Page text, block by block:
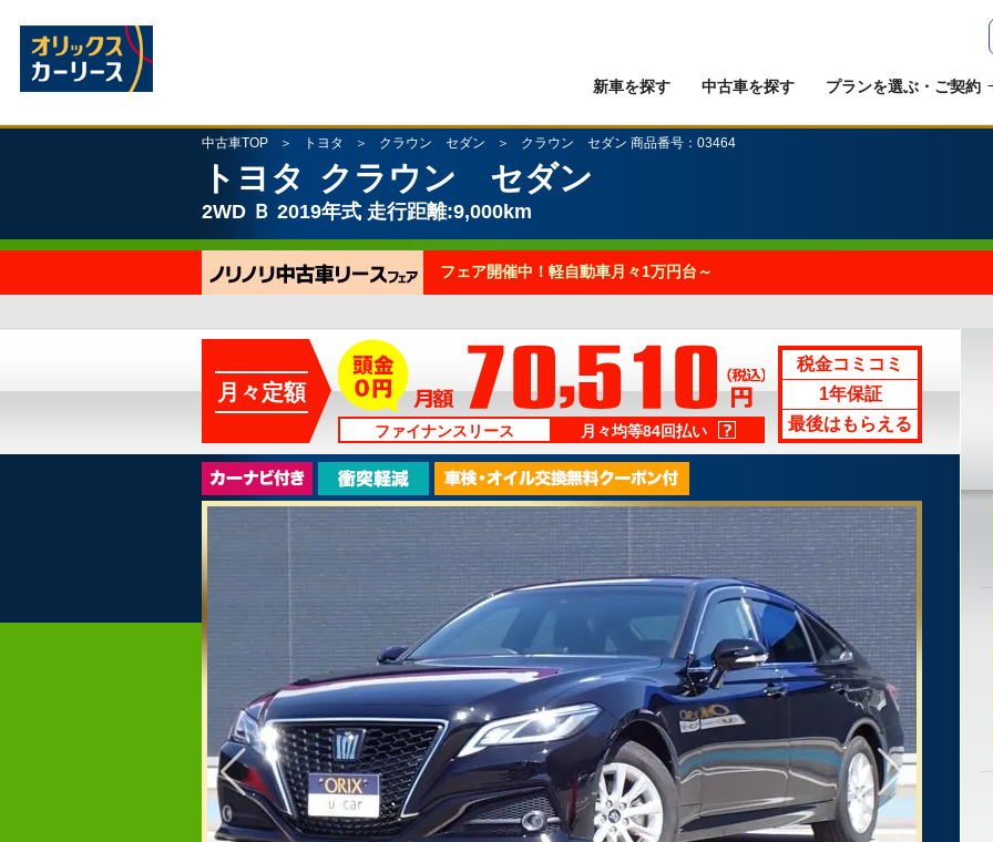
新車を探す 中古車を探す プランを選ぶ・ご契約
中古車TOP トヨタ クラウン セダン クラウン セダン 商品番号：03464
トヨタ クラウン セダン
2WD Ｂ 2019年式 走行距離:9,000km
フェア開催中！軽自動車月々1万円台～
月々定額
ファイナンスリース 月々均等84回払い
税金コミコミ
1年保証
最後はもらえる